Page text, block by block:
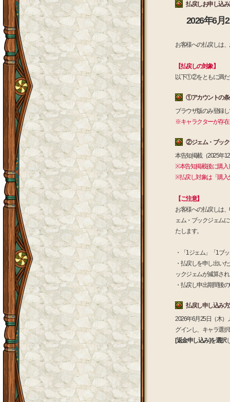
払戻しお申し込
2026年6月
お客様への払戻しは
【払戻しの対象】
以下①②をともに満た
①アカウントの条
ブラウザ版のみ登録
※キャラクターが存在
②ジェム・ブック
本告知掲載（2025年
※本告知掲載後に購入
※払戻し対象は「購入
【ご注意】
お客様への払戻しは
ェム・ブックジェム
たします。
・「1ジェム」「1ブ
・払戻しを申し出い
ックジェムが減算さ
・払戻し申出期間後
払戻し申し込み
2026年6月25日（木
グインし、キャラ選
[返金申し込み]を選択